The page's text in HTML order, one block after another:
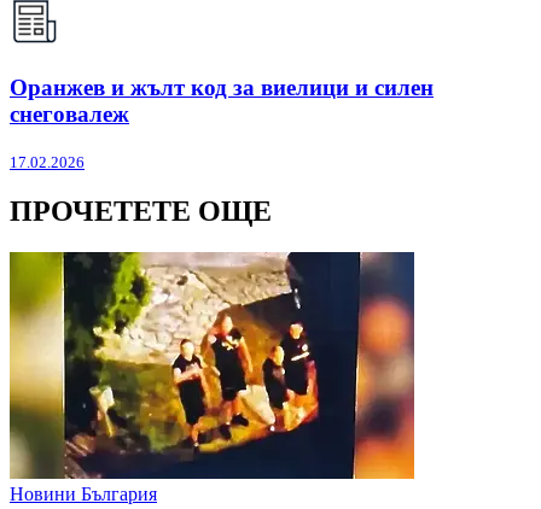
Оранжев и жълт код за виелици и силен
снеговалеж
17.02.2026
ПРОЧЕТЕТЕ ОЩЕ
Новини България